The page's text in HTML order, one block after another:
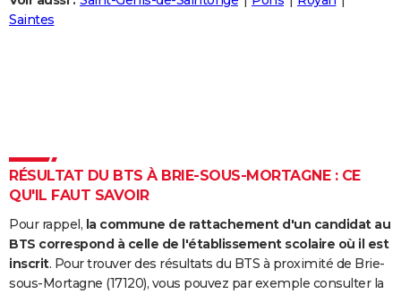
Destinations
City break
Voyage nature
Voyage de noces
Forum
Climat
+
PHOTO
Carte de Noël
Carte Bonne année
Carte Saint-Valentin
Carte Pâques
Carte d'anniversaire
DICTIONNAIRE
Dictionnaire
Biographies
Citations
Expressions
Proverbes
PROGRAMME TV
COPAINS D'AVANT
S'inscrire
Se connecter
Lycées
Collèges
Primaires
Universités
Entreprises
Service militaire
Avis de recherche
AVIS DE DÉCÈS
Saintes
RÉSULTAT DU BTS À BRIE-SOUS-MORTAGNE : CE
QU'IL FAUT SAVOIR
Pour rappel, la commune de rattachement d'un candidat au
BTS correspond à celle de l'établissement scolaire où il est
inscrit. Pour trouver des résultats du BTS à proximité de Brie-
sous-Mortagne (17120), vous pouvez par exemple consulter la